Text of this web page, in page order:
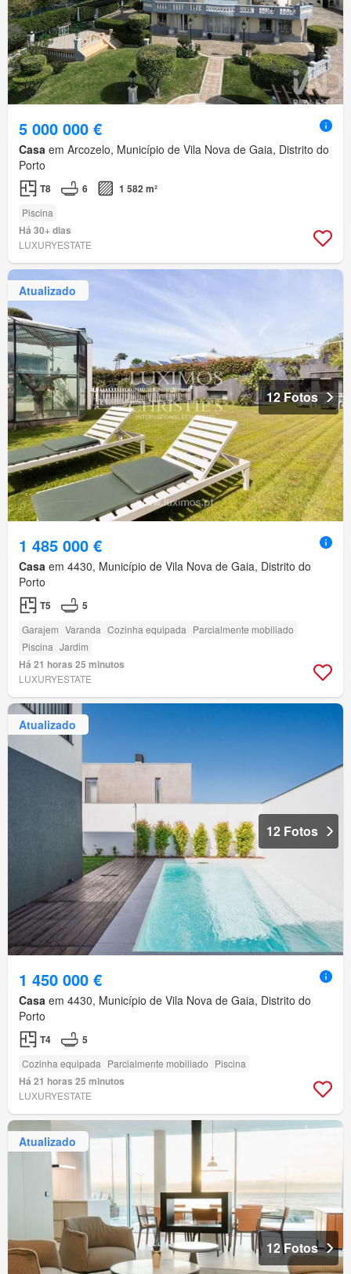
5 000 000 €
Casa em Arcozelo, Município de Vila Nova de Gaia, Distrito do
Porto
T8 6 1 582 m²
Piscina
Há 30+ dias
LUXURYESTATE
Atualizado
12 Fotos
1 485 000 €
Casa em 4430, Município de Vila Nova de Gaia, Distrito do
Porto
T5 5
Garajem Varanda Cozinha equipada Parcialmente mobiliado
Piscina Jardim
Há 21 horas 25 minutos
LUXURYESTATE
Atualizado
12 Fotos
1 450 000 €
Casa em 4430, Município de Vila Nova de Gaia, Distrito do
Porto
T4 5
Cozinha equipada Parcialmente mobiliado Piscina
Há 21 horas 25 minutos
LUXURYESTATE
Atualizado
12 Fotos